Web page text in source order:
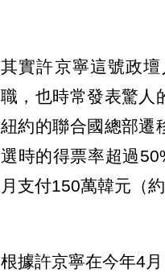
其實許京寧這號政
職，也時常發表驚人
紐約的聯合國總部遷
選時的得票率超過
月支付150萬韓元（
根據許京寧在今年4